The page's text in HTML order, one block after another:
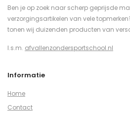
Ben je op zoek naar scherp geprijsde
verzorgingsartikelen van vele
tonen wij duizenden producten van
I.s.m. afvallenzondersportschool.nl
Informatie
Home
Contact